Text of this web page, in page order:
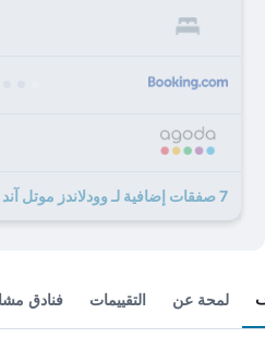
7 صفقات إضافية لـ وودلاندز موتل آند كونفرنس فينيو
لمحة عن التقييمات فنادق